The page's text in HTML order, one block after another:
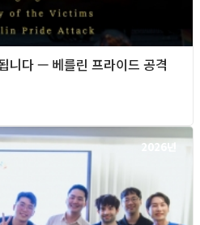
니다 — 베를린 프라이드 공격
2026년